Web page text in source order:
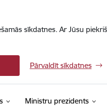
sīkdatnes. Ar Jūsu
Pārvaldīt sīkdatnes
Ministru prezidents